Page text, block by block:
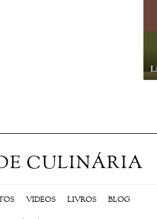
CULINÁRIA
VIDEOS LIVROS BLOG